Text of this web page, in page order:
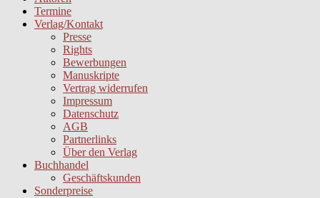
Termine
Verlag/Kontakt
Presse
Rights
Bewerbungen
Manuskripte
Vertrag widerrufen
Impressum
Datenschutz
AGB
Partnerlinks
Über den Verlag
Buchhandel
Geschäftskunden
Sonderpreise